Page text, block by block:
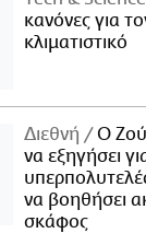
κανόνες για
κλιματιστικό
Διεθνή
Ο
να εξηγήσει
να βοηθήσει
σκάφος